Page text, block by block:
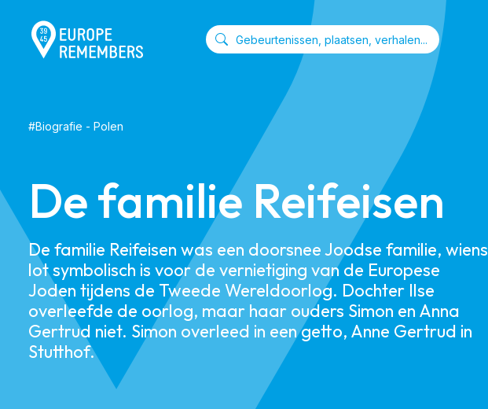
#Biografie - Polen
De familie Reifeisen
De familie Reifeisen was een doorsnee Joodse familie, wiens
lot symbolisch is voor de vernietiging van de Europese
Joden tijdens de Tweede Wereldoorlog. Dochter Ilse
overleefde de oorlog, maar haar ouders Simon en Anna
Gertrud niet. Simon overleed in een getto, Anne Gertrud in
Stutthof.